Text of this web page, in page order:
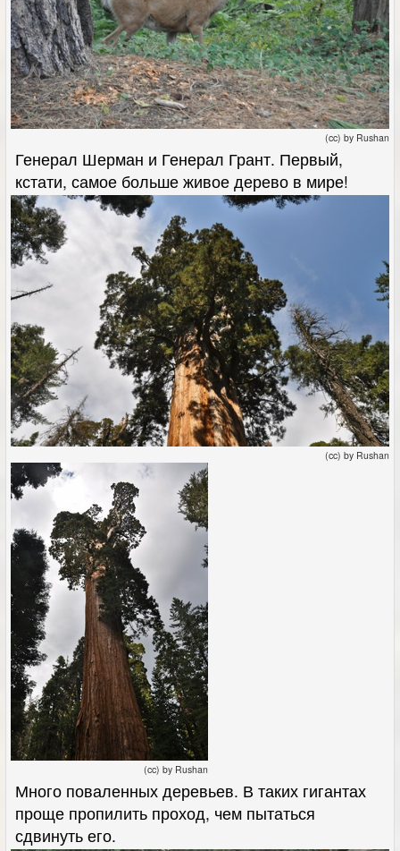
(cc) by Rushan
Генерал Шерман и Генерал Грант. Первый,
кстати, самое больше живое дерево в мире!
(cc) by Rushan
(cc) by Rushan
Много поваленных деревьев. В таких гигантах
проще пропилить проход, чем пытаться
сдвинуть его.